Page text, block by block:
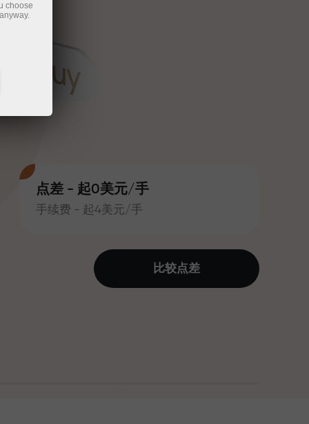
点差 - 起0美元/手
手续费 - 起4美元/手
比较点差
choose